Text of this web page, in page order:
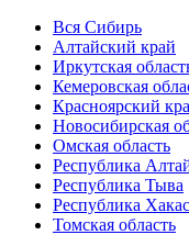
Вся Сибирь
Алтайский край
Иркутская
Кемеровская
Красноярский
Новосибирская
Омская область
Республика
Республика Тыва
Республика
Томская область